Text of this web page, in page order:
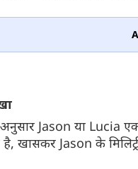
Jason या Lucia
है, खासकर Jason के